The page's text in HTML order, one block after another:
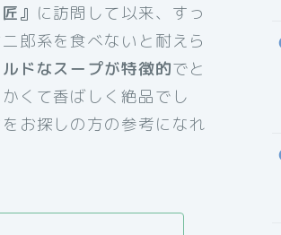
』 に訪問して以来、すっ
郎系を食べないと耐えら
ドなスープが特徴的でと
くて香ばしく絶品でし
お探しの方の参考になれ